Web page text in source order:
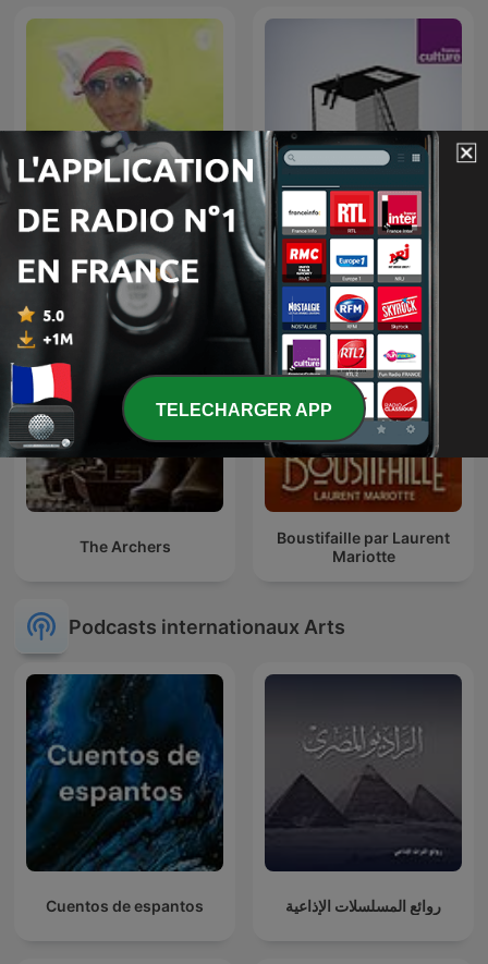
Suara Hati Suara Rasa Toute une vie
The Archers
Boustifaille par Laurent
Mariotte
Podcasts internationaux Arts
Cuentos de espantos روائع المسلسلات الإذاعية
TELECHARGER APP